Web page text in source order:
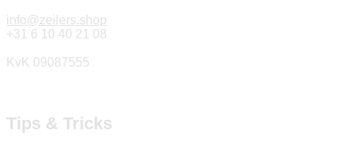
info@zeilers.shop
+31 6 10 40 21 08
KvK 09087555
Tips & Tricks